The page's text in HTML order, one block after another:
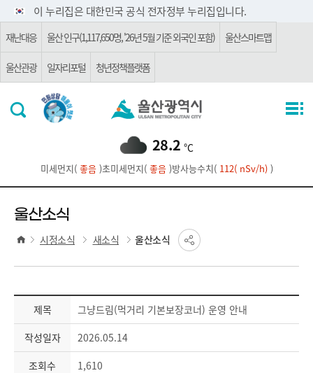
주요 메뉴로 건너뛰기
본문으로가기이 누리집은 대한민국 공식 전자정부 누리집입니다.
재난대응 울산 인구(1,117,650명, '26년 5월 기준 외국인 포함) 울산스마트맵
울산관광 일자리포털 청년정책플랫폼
28.2 ℃
미세먼지( 좋음)초미세먼지( 좋음)방사능수치(112( nSv/h) )
울산소식
시정소식 새소식 울산소식
제목
그냥드림(먹거리 기본보장코너) 운영 안내
작성일자
2026.05.14
조회수
1,610